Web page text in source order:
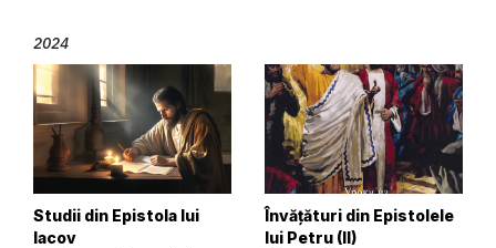
2024
Studii din Epistola lui
Iacov
Învățături din Epistolele
lui Petru (II)